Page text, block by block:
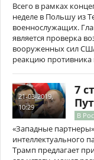
Всего в рамках
неделе в Польшу из
военнослужащих.
является проверка
вооруженных сил
реакцию противника
21-03-2019,
10:29
7
В
«Западные
интеллектуального
Трамп предлагает